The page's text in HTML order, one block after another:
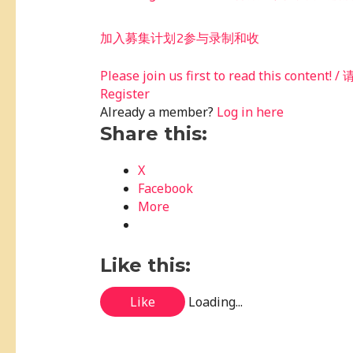
加入募集计划2参与录制和收
Please join us first to read this content! / 请
Register
Already a member? Log in here
Share this:
X
Facebook
More
Like this:
Like Loading...